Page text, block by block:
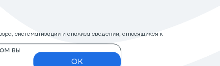
систематизации и анализа сведений, относящихся к
вы
OK